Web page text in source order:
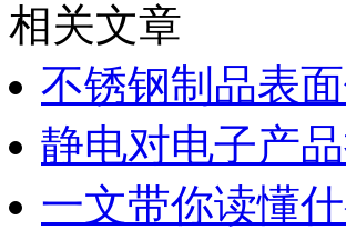
相关文章
不锈钢制品表
静电对电子产
一文带你读懂